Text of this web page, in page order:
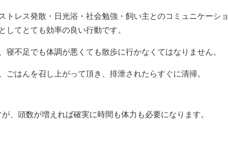
トレス発散・日光浴・社会勉強・飼い主とのコミュニケーショ
してとても効率の良い行動です。
寝不足でも体調が悪くても散歩に行かなくてはなりません。
ごはんを召し上がって頂き、排泄されたらすぐに清掃。
、頭数が増えれば確実に時間も体力も必要になります。